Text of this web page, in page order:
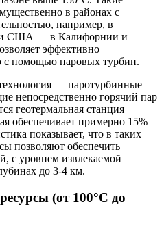
в районах с
например, в
США — в Калифорнии и
эффективно
с помощью паровых турбин.
— паротурбинные
непосредственно горячий пар
геотермальная станция
обеспечивает примерно 15%
показывает, что в таких
позволяют обеспечить
с уровнем извлекаемой
до 3-4 км.
(от 100°C до